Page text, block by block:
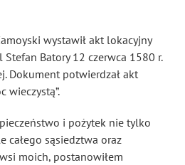
wystawił akt lokacyjny
Batory 12 czerwca 1580 r.
Dokument potwierdzał akt
wieczystą”.
i pożytek nie tylko
całego sąsiedztwa oraz
moich, postanowiłem